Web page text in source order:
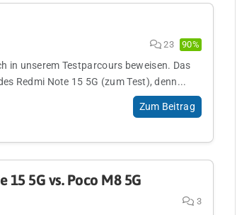
23 90%
in unserem Testparcours beweisen. Das
Redmi Note 15 5G (zum Test), denn...
Zum Beitrag
5G vs. Poco M8 5G
3